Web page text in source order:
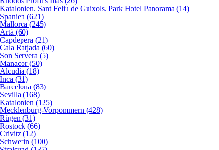
Katalonien. Sant Feliu de Guixols. Park Hotel Panorama (14)
Spanien (621)
Mallorca (245)
Artà (60)
Capdepera (21)
Cala Ratjada (60)
Son Servera (5)
Manacor (50)
Alcudia (18)
Inca (31)
Barcelona (83)
Sevilla (168)
Katalonien (125)
Mecklenburg-Vorpommern (428)
Rügen (31)
Rostock (66)
Crivitz (12)
Schwerin (100)